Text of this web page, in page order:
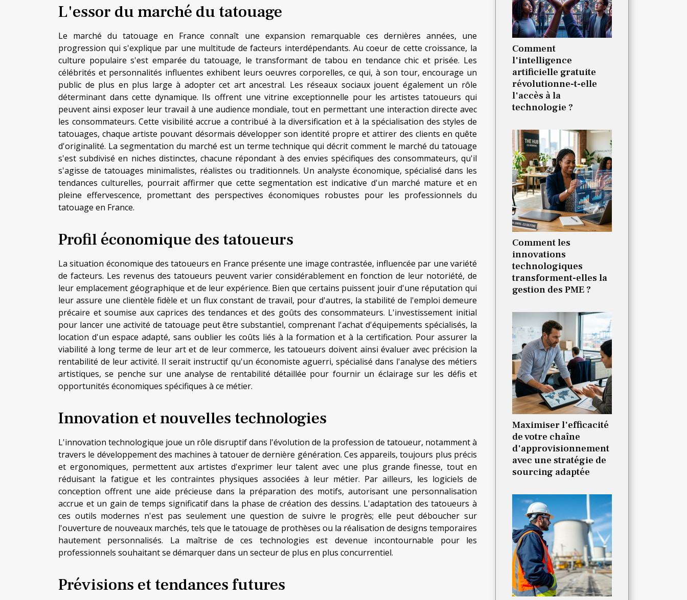
L'essor du marché du tatouage
Le marché du tatouage en France connaît une expansion remarquable ces dernières années, une
progression qui s'explique par une multitude de facteurs interdépendants. Au coeur de cette croissance, la
culture populaire s'est emparée du tatouage, le transformant de tabou en tendance chic et prisée. Les
célébrités et personnalités influentes exhibent leurs oeuvres corporelles, ce qui, à son tour, encourage un
public de plus en plus large à adopter cet art ancestral. Les réseaux sociaux jouent également un rôle
déterminant dans cette dynamique. Ils offrent une vitrine exceptionnelle pour les artistes tatoueurs qui
peuvent ainsi exposer leur travail à une audience mondiale, tout en permettant une interaction directe avec
les consommateurs. Cette visibilité accrue a contribué à la diversification et à la spécialisation des styles de
tatouages, chaque artiste pouvant désormais développer son identité propre et attirer des clients en quête
d'originalité. La segmentation du marché est un terme technique qui décrit comment le marché du tatouage
s'est subdivisé en niches distinctes, chacune répondant à des envies spécifiques des consommateurs, qu'il
s'agisse de tatouages minimalistes, réalistes ou traditionnels. Un analyste économique, spécialisé dans les
tendances culturelles, pourrait affirmer que cette segmentation est indicative d'un marché mature et en
pleine effervescence, promettant des perspectives économiques robustes pour les professionnels du
tatouage en France.
Profil économique des tatoueurs
La situation économique des tatoueurs en France présente une image contrastée, influencée par une variété
de facteurs. Les revenus des tatoueurs peuvent varier considérablement en fonction de leur notoriété, de
leur emplacement géographique et de leur expérience. Bien que certains puissent jouir d'une réputation qui
leur assure une clientèle fidèle et un flux constant de travail, pour d'autres, la stabilité de l'emploi demeure
précaire et soumise aux caprices des tendances et des goûts des consommateurs. L'investissement initial
pour lancer une activité de tatouage peut être substantiel, comprenant l'achat d'équipements spécialisés, la
location d'un espace adapté, sans oublier les coûts liés à la formation et à la certification. Pour assurer la
viabilité à long terme de leur art et de leur commerce, les tatoueurs doivent ainsi évaluer avec précision la
rentabilité de leur activité. Il serait instructif qu'un économiste aguerri, spécialisé dans l'analyse des métiers
artistiques, se penche sur une analyse de rentabilité détaillée pour fournir un éclairage sur les défis et
opportunités économiques spécifiques à ce métier.
Innovation et nouvelles technologies
L'innovation technologique joue un rôle disruptif dans l'évolution de la profession de tatoueur, notamment à
travers le développement des machines à tatouer de dernière génération. Ces appareils, toujours plus précis
et ergonomiques, permettent aux artistes d'exprimer leur talent avec une plus grande finesse, tout en
réduisant la fatigue et les contraintes physiques associées à leur métier. Par ailleurs, les logiciels de
conception offrent une aide précieuse dans la préparation des motifs, autorisant une personnalisation
accrue et un gain de temps significatif dans la phase de création des dessins. L'adaptation des tatoueurs à
ces outils modernes n'est pas seulement une question de suivre le progrès; elle peut déboucher sur
l'ouverture de nouveaux marchés, tels que le tatouage de prothèses ou la réalisation de designs temporaires
hautement personnalisés. La maîtrise de ces technologies est devenue incontournable pour les
professionnels souhaitant se démarquer dans un secteur de plus en plus concurrentiel.
Prévisions et tendances futures
Comment
l'intelligence
artificielle gratuite
révolutionne-t-elle
l'accès à la
technologie ?
Comment les
innovations
technologiques
transforment-elles la
gestion des PME ?
Maximiser l'efficacité
de votre chaîne
d'approvisionnement
avec une stratégie de
sourcing adaptée